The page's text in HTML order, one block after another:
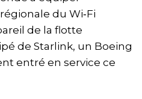
du Wi‑Fi
de la flotte
de Starlink, un Boeing
entré en service ce